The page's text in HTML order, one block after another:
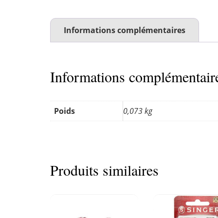
Informations complémentaires
Informations
Poids 0,073 kg
Produits similaires